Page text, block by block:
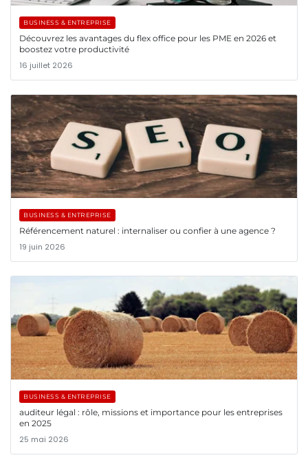
BUSINESS & ENTREPRISE
Découvrez les avantages du flex office pour les PME en 2026 et
boostez votre productivité
16 juillet 2026
BUSINESS & ENTREPRISE
Référencement naturel : internaliser ou confier à une agence ?
19 juin 2026
BUSINESS & ENTREPRISE
auditeur légal : rôle, missions et importance pour les entreprises
en 2025
25 mai 2026